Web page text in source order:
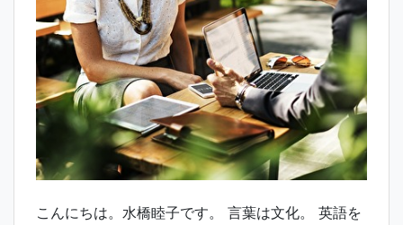
こんにちは。水橋睦子です。 言葉は文化。 英語を